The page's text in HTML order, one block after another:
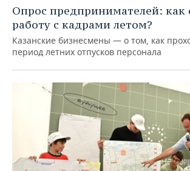
Опрос предпринимателей: как
работу с кадрами летом?
Казанские бизнесмены — о том, как
период летних отпусков персонала